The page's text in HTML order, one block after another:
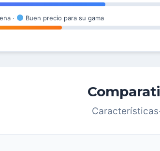
· Buen precio para su gama